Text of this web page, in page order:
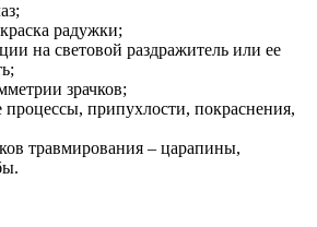
радужки;
на световой раздражитель или ее
зрачков;
процессы, припухлости, покраснения,
травмирования – царапины,